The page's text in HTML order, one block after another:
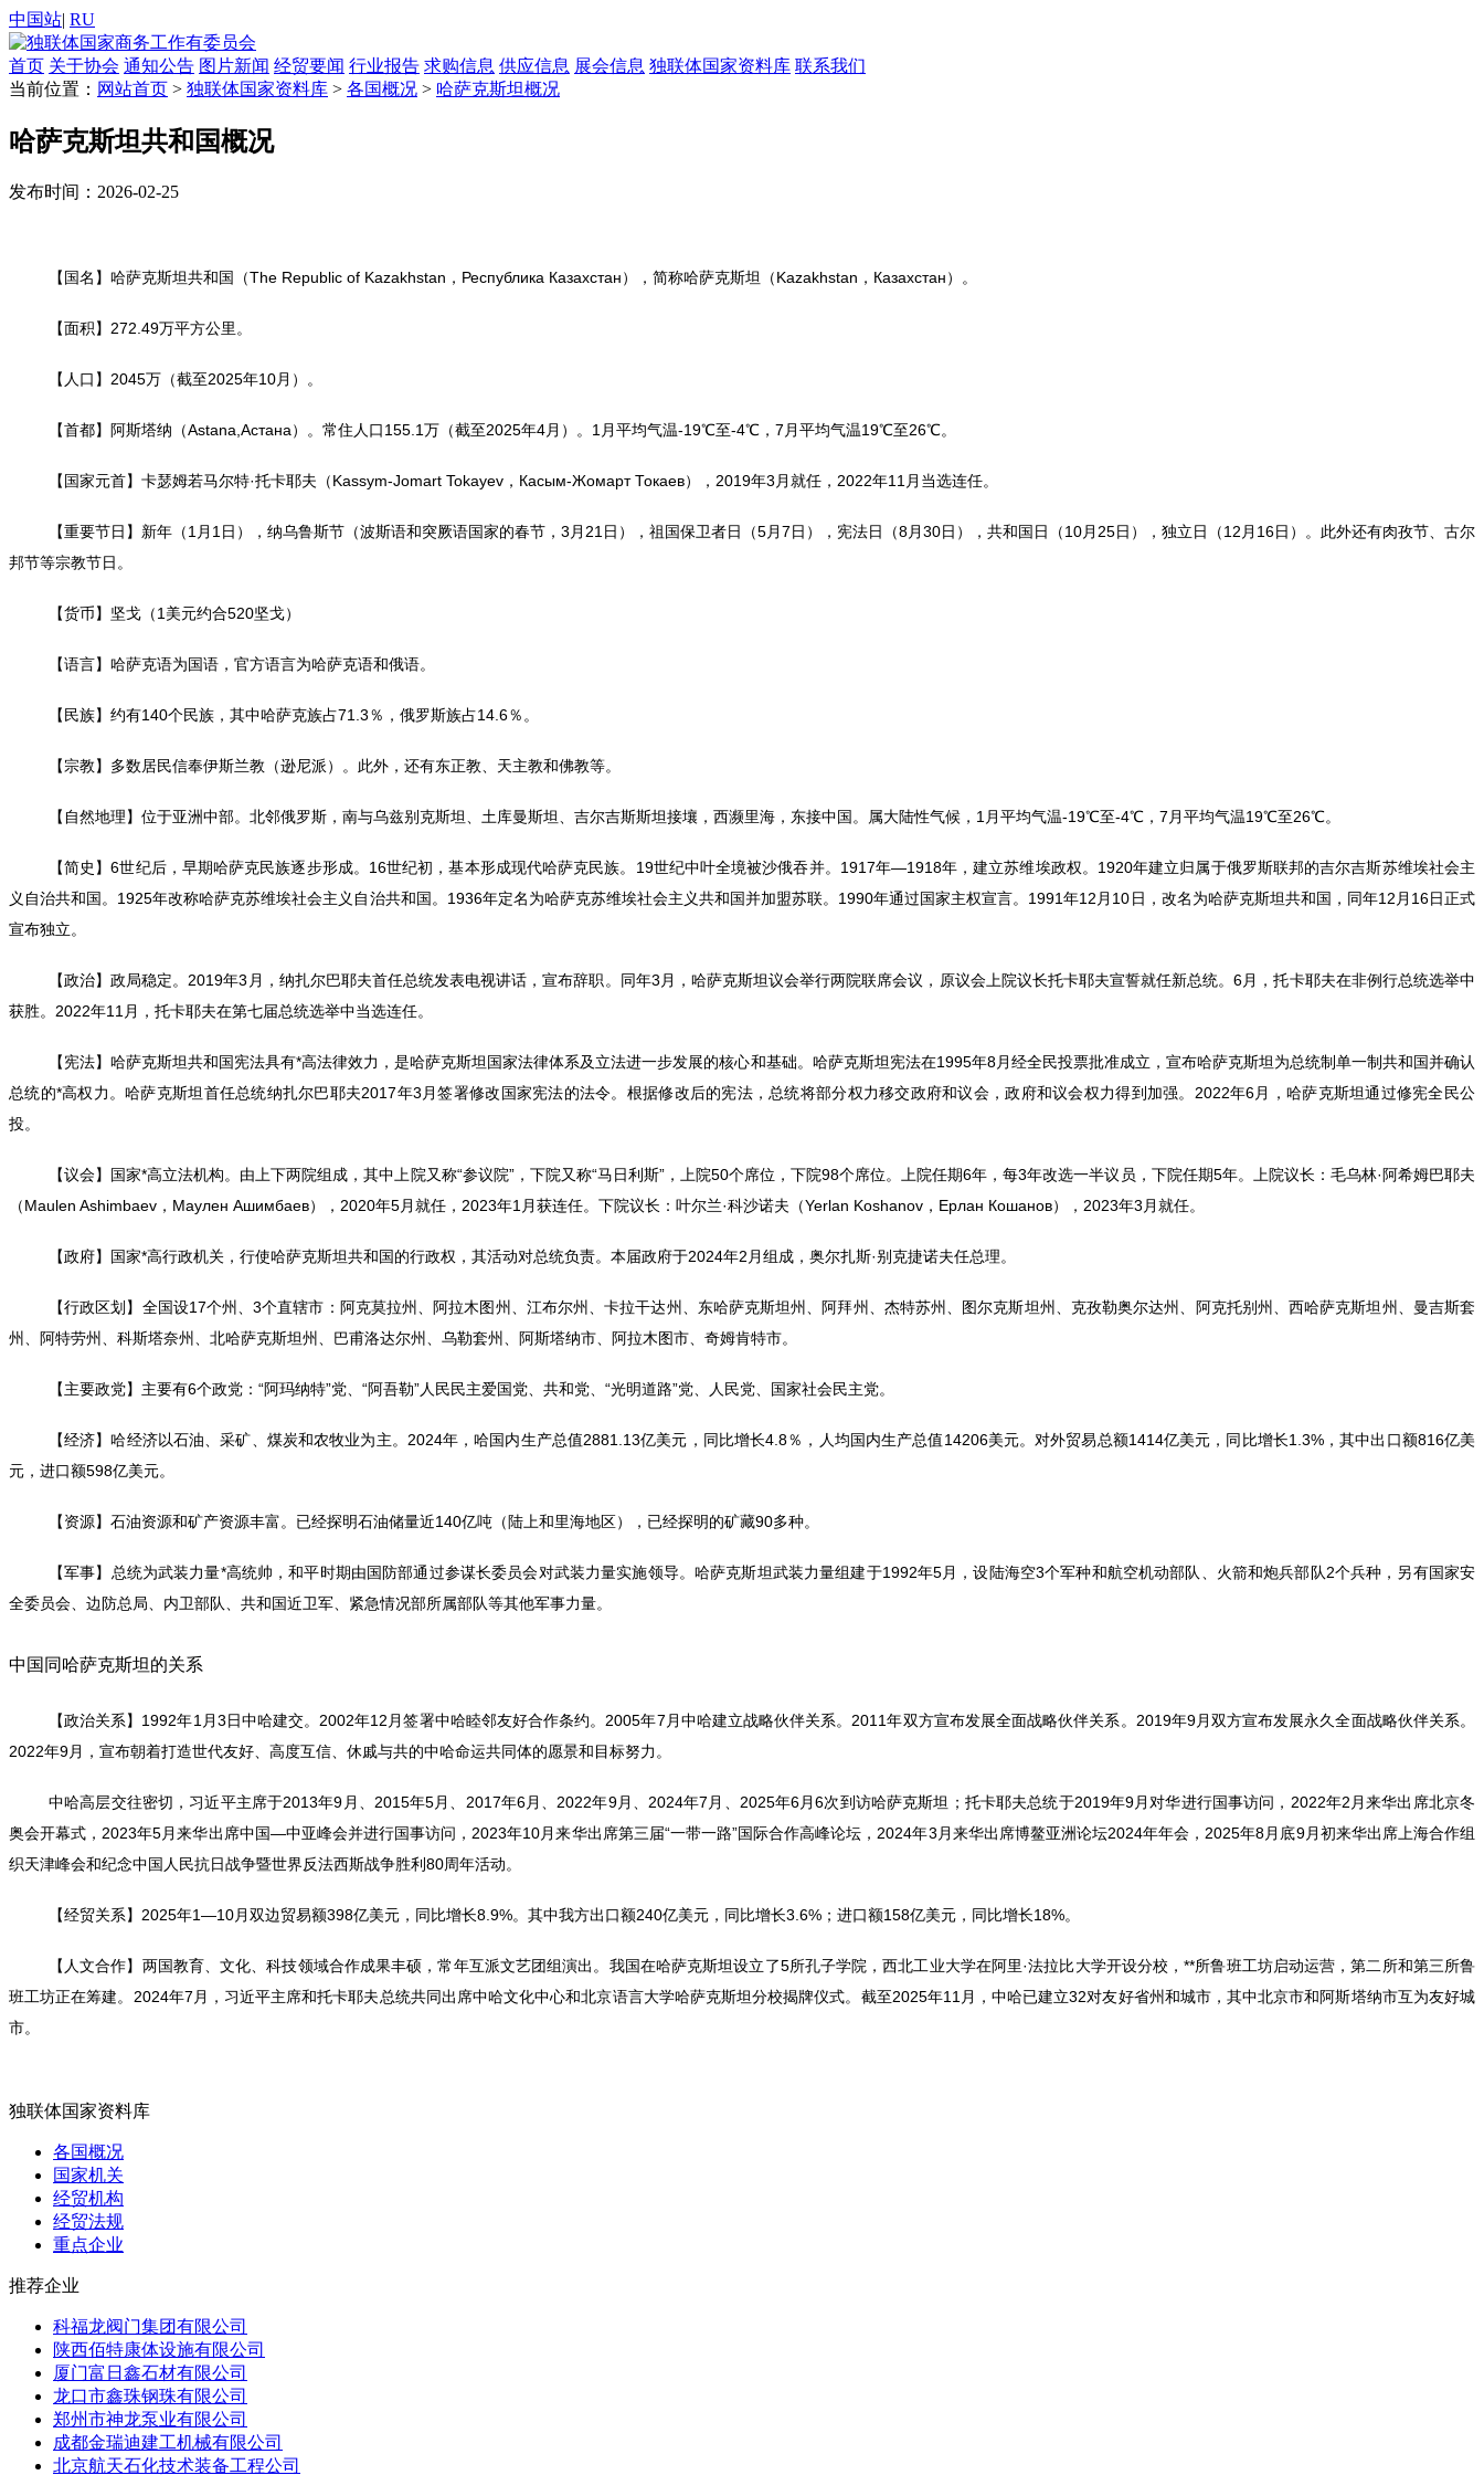
中国站| RU
首页 关于协会 通知公告 图片新闻 经贸要闻 行业报告 求购信息 供应信息 展会信息 独联体国家资料库 联系我们
当前位置： 网站首页 > 独联体国家资料库 > 各国概况 > 哈萨克斯坦概况
哈萨克斯坦共和国概况
发布时间：2026-02-25
【国名】哈萨克斯坦共和国（The Republic of Kazakhstan，Республика Казахстан），简称哈萨克斯坦（Kazakhstan，Казахстан）。
【面积】272.49万平方公里。
【人口】2045万（截至2025年10月）。
【首都】阿斯塔纳（Astana,Астана）。常住人口155.1万（截至2025年4月）。1月平均气温-19℃至-4℃，7月平均气温19℃至26℃。
【国家元首】卡瑟姆若马尔特·托卡耶夫（Kassym-Jomart Tokayev，Касым-Жомарт Токаев），2019年3月就任，2022年11月当选连任。
【重要节日】新年（1月1日），纳乌鲁斯节（波斯语和突厥语国家的春节，3月21日），祖国保卫者日（5月7日），宪法日（8月30日），共和国日（10月25日），独立日（12月16日）。此外还有肉孜节、古尔
邦节等宗教节日。
【货币】坚戈（1美元约合520坚戈）
【语言】哈萨克语为国语，官方语言为哈萨克语和俄语。
【民族】约有140个民族，其中哈萨克族占71.3％，俄罗斯族占14.6％。
【宗教】多数居民信奉伊斯兰教（逊尼派）。此外，还有东正教、天主教和佛教等。
【自然地理】位于亚洲中部。北邻俄罗斯，南与乌兹别克斯坦、土库曼斯坦、吉尔吉斯斯坦接壤，西濒里海，东接中国。属大陆性气候，1月平均气温-19℃至-4℃，7月平均气温19℃至26℃。
【简史】6世纪后，早期哈萨克民族逐步形成。16世纪初，基本形成现代哈萨克民族。19世纪中叶全境被沙俄吞并。1917年—1918年，建立苏维埃政权。1920年建立归属于俄罗斯联邦的吉尔吉斯苏维埃社会主
义自治共和国。1925年改称哈萨克苏维埃社会主义自治共和国。1936年定名为哈萨克苏维埃社会主义共和国并加盟苏联。1990年通过国家主权宣言。1991年12月10日，改名为哈萨克斯坦共和国，同年12月16日正式
宣布独立。
【政治】政局稳定。2019年3月，纳扎尔巴耶夫首任总统发表电视讲话，宣布辞职。同年3月，哈萨克斯坦议会举行两院联席会议，原议会上院议长托卡耶夫宣誓就任新总统。6月，托卡耶夫在非例行总统选举中
获胜。2022年11月，托卡耶夫在第七届总统选举中当选连任。
【宪法】哈萨克斯坦共和国宪法具有*高法律效力，是哈萨克斯坦国家法律体系及立法进一步发展的核心和基础。哈萨克斯坦宪法在1995年8月经全民投票批准成立，宣布哈萨克斯坦为总统制单一制共和国并确认
总统的*高权力。哈萨克斯坦首任总统纳扎尔巴耶夫2017年3月签署修改国家宪法的法令。根据修改后的宪法，总统将部分权力移交政府和议会，政府和议会权力得到加强。2022年6月，哈萨克斯坦通过修宪全民公
投。
【议会】国家*高立法机构。由上下两院组成，其中上院又称“参议院”，下院又称“马日利斯”，上院50个席位，下院98个席位。上院任期6年，每3年改选一半议员，下院任期5年。上院议长：毛乌林·阿希姆巴耶夫
（Maulen Ashimbaev，Маулен Ашимбаев），2020年5月就任，2023年1月获连任。下院议长：叶尔兰·科沙诺夫（Yerlan Koshanov，Ерлан Кошанов），2023年3月就任。
【政府】国家*高行政机关，行使哈萨克斯坦共和国的行政权，其活动对总统负责。本届政府于2024年2月组成，奥尔扎斯·别克捷诺夫任总理。
【行政区划】全国设17个州、3个直辖市：阿克莫拉州、阿拉木图州、江布尔州、卡拉干达州、东哈萨克斯坦州、阿拜州、杰特苏州、图尔克斯坦州、克孜勒奥尔达州、阿克托别州、西哈萨克斯坦州、曼吉斯套
州、阿特劳州、科斯塔奈州、北哈萨克斯坦州、巴甫洛达尔州、乌勒套州、阿斯塔纳市、阿拉木图市、奇姆肯特市。
【主要政党】主要有6个政党：“阿玛纳特”党、“阿吾勒”人民民主爱国党、共和党、“光明道路”党、人民党、国家社会民主党。
【经济】哈经济以石油、采矿、煤炭和农牧业为主。2024年，哈国内生产总值2881.13亿美元，同比增长4.8％，人均国内生产总值14206美元。对外贸易总额1414亿美元，同比增长1.3%，其中出口额816亿美
元，进口额598亿美元。
【资源】石油资源和矿产资源丰富。已经探明石油储量近140亿吨（陆上和里海地区），已经探明的矿藏90多种。
【军事】总统为武装力量*高统帅，和平时期由国防部通过参谋长委员会对武装力量实施领导。哈萨克斯坦武装力量组建于1992年5月，设陆海空3个军种和航空机动部队、火箭和炮兵部队2个兵种，另有国家安
全委员会、边防总局、内卫部队、共和国近卫军、紧急情况部所属部队等其他军事力量。
中国同哈萨克斯坦的关系
【政治关系】1992年1月3日中哈建交。2002年12月签署中哈睦邻友好合作条约。2005年7月中哈建立战略伙伴关系。2011年双方宣布发展全面战略伙伴关系。2019年9月双方宣布发展永久全面战略伙伴关系。
2022年9月，宣布朝着打造世代友好、高度互信、休戚与共的中哈命运共同体的愿景和目标努力。
中哈高层交往密切，习近平主席于2013年9月、2015年5月、2017年6月、2022年9月、2024年7月、2025年6月6次到访哈萨克斯坦；托卡耶夫总统于2019年9月对华进行国事访问，2022年2月来华出席北京冬
奥会开幕式，2023年5月来华出席中国—中亚峰会并进行国事访问，2023年10月来华出席第三届“一带一路”国际合作高峰论坛，2024年3月来华出席博鳌亚洲论坛2024年年会，2025年8月底9月初来华出席上海合作组
织天津峰会和纪念中国人民抗日战争暨世界反法西斯战争胜利80周年活动。
【经贸关系】2025年1—10月双边贸易额398亿美元，同比增长8.9%。其中我方出口额240亿美元，同比增长3.6%；进口额158亿美元，同比增长18%。
【人文合作】两国教育、文化、科技领域合作成果丰硕，常年互派文艺团组演出。我国在哈萨克斯坦设立了5所孔子学院，西北工业大学在阿里·法拉比大学开设分校，**所鲁班工坊启动运营，第二所和第三所鲁
班工坊正在筹建。2024年7月，习近平主席和托卡耶夫总统共同出席中哈文化中心和北京语言大学哈萨克斯坦分校揭牌仪式。截至2025年11月，中哈已建立32对友好省州和城市，其中北京市和阿斯塔纳市互为友好城
市。
独联体国家资料库
各国概况
国家机关
经贸机构
经贸法规
重点企业
推荐企业
科福龙阀门集团有限公司
陕西佰特康体设施有限公司
厦门富日鑫石材有限公司
龙口市鑫珠钢珠有限公司
郑州市神龙泵业有限公司
成都金瑞迪建工机械有限公司
北京航天石化技术装备工程公司